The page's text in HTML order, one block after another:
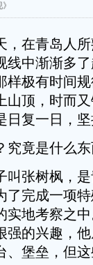
，在青岛人
线中渐渐多
样极有时间
山顶，时而
日复一日，坚
竟是什么
张树枫，
了完成一项
实地考察之
强的兴趣，
、堡垒，但